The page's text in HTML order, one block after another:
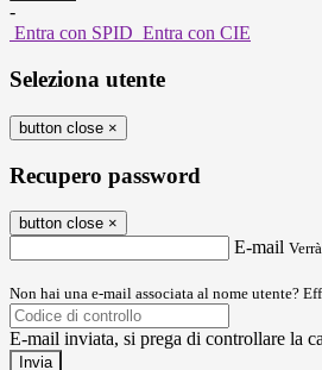
-
Entra con SPID Entra con CIE
Seleziona utente
button close ×
Recupero password
button close ×
E-mail
Non hai una e-mail associata al nome utente?
E-mail inviata, si prega di controllare la